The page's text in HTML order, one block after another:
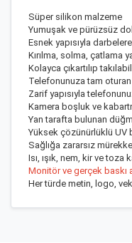
Süper silikon malzeme
Yumuşak ve pürüzsüz
Esnek yapısıyla
Kırılma, solma, çatlama
Kolayca çıkartılıp
Telefonunuza tam
Zarif yapısıyla
Kamera boşluk ve
Yan tarafta bulunan
Yüksek çözünürlüklü UV
Sağlığa zararsız
Isı, ışık, nem, kir ve toza
Monitör ve gerçek baskı
Her türde metin, logo,